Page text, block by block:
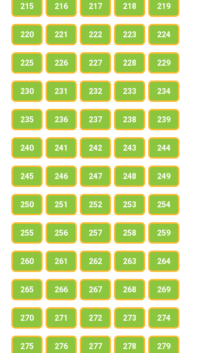
215 216 217 218 219
220 221 222 223 224
225 226 227 228 229
230 231 232 233 234
235 236 237 238 239
240 241 242 243 244
245 246 247 248 249
250 251 252 253 254
255 256 257 258 259
260 261 262 263 264
265 266 267 268 269
270 271 272 273 274
275 276 277 278 279